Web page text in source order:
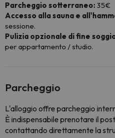
Parcheggio sotterraneo:35€
Accesso alla sauna e
sessione.
Pulizia opzionale di fine
per appartamento / studio.
Parcheggio
L'alloggio offre parcheggio
È indispensabile prenotare il
contattando direttamente la